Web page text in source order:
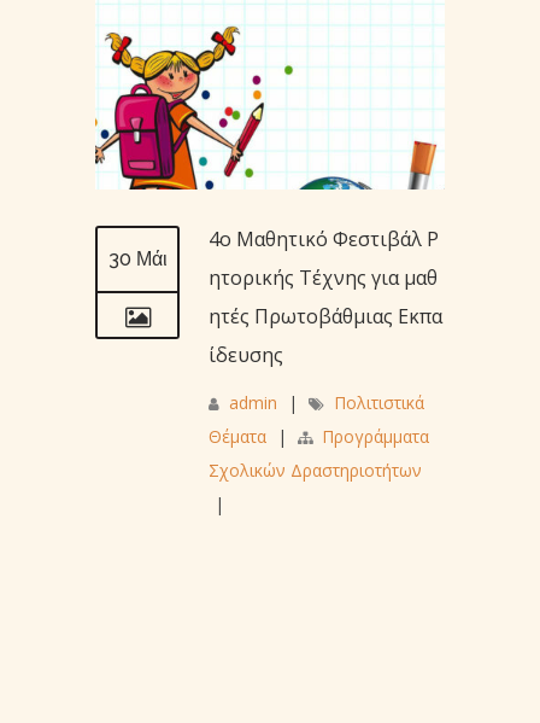
30 Μάι
4o Μαθητικό Φεστιβάλ Ρ
ητορικής Τέχνης για μαθ
ητές Πρωτοβάθμιας Εκπα
ίδευσης
admin |
Πολιτιστικά
Θέματα
|
Προγράμματα
Σχολικών Δραστηριοτήτων
|